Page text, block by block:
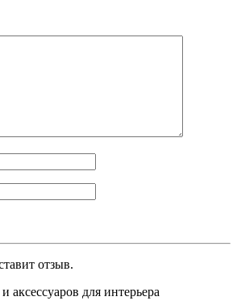
отзыв.
аксессуаров для интерьера